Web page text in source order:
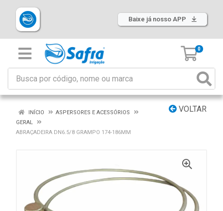
Baixe já nosso APP
0
VOLTAR
INÍCIO
ASPERSORES E ACESSÓRIOS
GERAL
ABRAÇADEIRA DN6.5/8 GRAMPO 174-186MM